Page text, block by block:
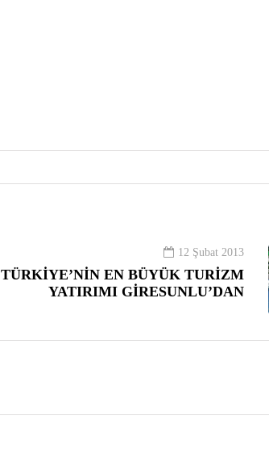
12 Şubat 2013
TÜRKİYE’NİN EN BÜYÜK TURİZM
YATIRIMI GİRESUNLU’DAN